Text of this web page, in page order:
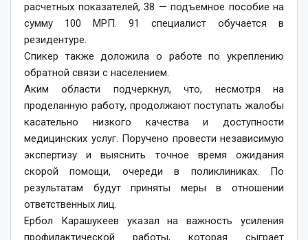
расчетных показателей, 38 — подъемное пособие на
сумму 100 МРП. 91 специалист обучается в
резидентуре.
​Спикер также доложила о работе по укреплению
обратной связи с населением.
​Аким области подчеркнул, что, несмотря на
проделанную работу, продолжают поступать жалобы
касательно низкого качества и доступности
медицинских услуг. Поручено провести независимую
экспертизу и выяснить точное время ожидания
скорой помощи, очереди в поликлиниках. По
результатам будут приняты меры в отношении
ответственных лиц.
Ербол Карашукеев указал на важность усиления
профилактической работы, которая сыграет